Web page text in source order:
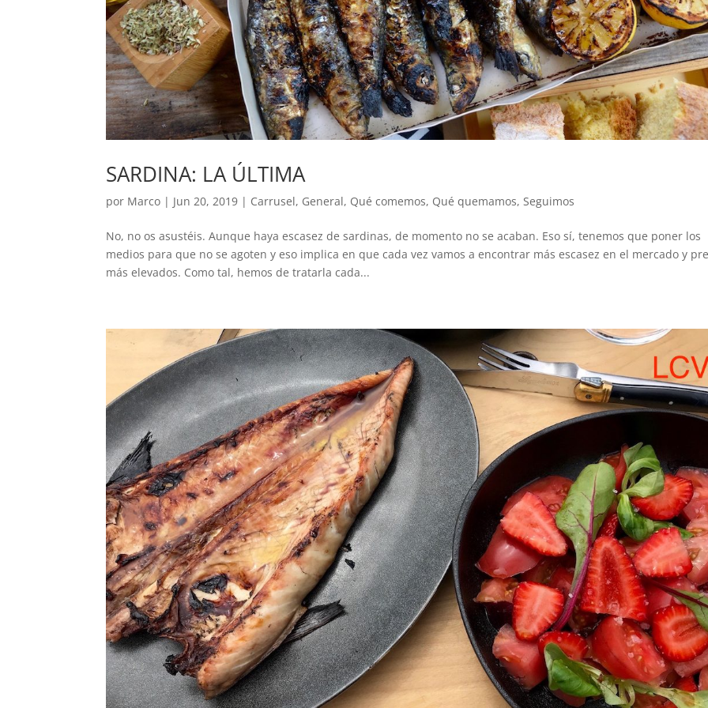
SARDINA: LA ÚLTIMA
por Marco | Jun 20, 2019 | Carrusel, General, Qué comemos, Qué quemamos,Seguimos
No, no os asustéis. Aunque haya escasez de sardinas, de momento no se acaban. Eso sí, tenemos que poner los
medios para que no se agoten y eso implica en que cada vez vamos a encontrar más escasez en el mercado y
más elevados. Como tal, hemos de tratarla cada...